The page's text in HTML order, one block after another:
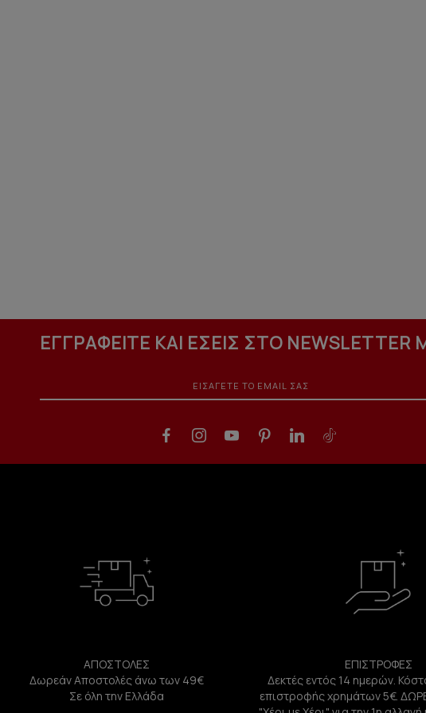
ΕΓΓΡΑΦΕΙΤΕ ΚΑΙ ΕΣΕΙΣ ΣΤΟ NEWSLETTER
ΑΠΟΣΤΟΛΕΣ
Δωρεάν Αποστολές άνω των 49€
Σε όλη την Ελλάδα
ΕΠΙΣΤΡΟΦΕΣ
Δεκτές εντός 14 ημερών.
επιστροφής χρημάτων 5€.